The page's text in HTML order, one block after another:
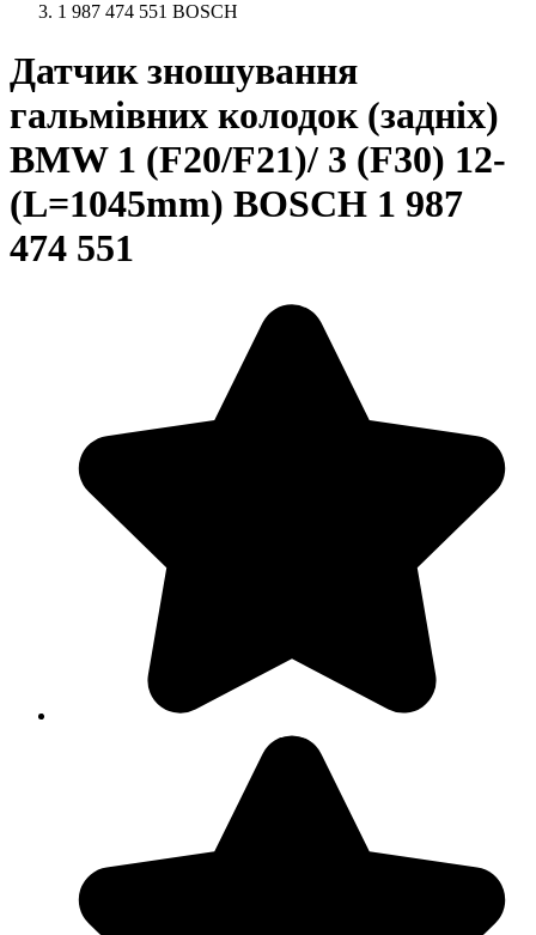
1 987 474 551 BOSCH
Датчик зношування
гальмівних колодок (задніх)
BMW 1 (F20/F21)/ 3 (F30) 12-
(L=1045mm) BOSCH 1 987
474 551